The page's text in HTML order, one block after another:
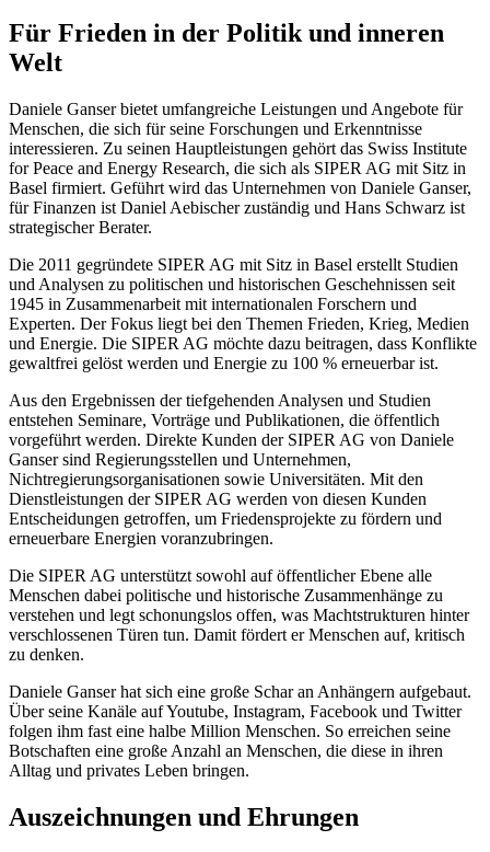
Für Frieden in der Politik und inneren
Welt
Daniele Ganser bietet umfangreiche Leistungen und Angebote für
Menschen, die sich für seine Forschungen und Erkenntnisse
interessieren. Zu seinen Hauptleistungen gehört das Swiss Institute
for Peace and Energy Research, die sich als SIPER AG mit Sitz in
Basel firmiert. Geführt wird das Unternehmen von Daniele Ganser,
für Finanzen ist Daniel Aebischer zuständig und Hans Schwarz ist
strategischer Berater.
Die 2011 gegründete SIPER AG mit Sitz in Basel erstellt Studien
und Analysen zu politischen und historischen Geschehnissen seit
1945 in Zusammenarbeit mit internationalen Forschern und
Experten. Der Fokus liegt bei den Themen Frieden, Krieg, Medien
und Energie. Die SIPER AG möchte dazu beitragen, dass Konflikte
gewaltfrei gelöst werden und Energie zu 100 % erneuerbar ist.
Aus den Ergebnissen der tiefgehenden Analysen und Studien
entstehen Seminare, Vorträge und Publikationen, die öffentlich
vorgeführt werden. Direkte Kunden der SIPER AG von Daniele
Ganser sind Regierungsstellen und Unternehmen,
Nichtregierungsorganisationen sowie Universitäten. Mit den
Dienstleistungen der SIPER AG werden von diesen Kunden
Entscheidungen getroffen, um Friedensprojekte zu fördern und
erneuerbare Energien voranzubringen.
Die SIPER AG unterstützt sowohl auf öffentlicher Ebene alle
Menschen dabei politische und historische Zusammenhänge zu
verstehen und legt schonungslos offen, was Machtstrukturen hinter
verschlossenen Türen tun. Damit fördert er Menschen auf, kritisch
zu denken.
Daniele Ganser hat sich eine große Schar an Anhängern aufgebaut.
Über seine Kanäle auf Youtube, Instagram, Facebook und Twitter
folgen ihm fast eine halbe Million Menschen. So erreichen seine
Botschaften eine große Anzahl an Menschen, die diese in ihren
Alltag und privates Leben bringen.
Auszeichnungen und Ehrungen